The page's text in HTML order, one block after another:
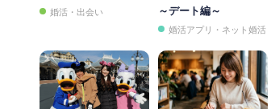
婚活・出会い
～デート編～
婚活アプリ・ネット婚活